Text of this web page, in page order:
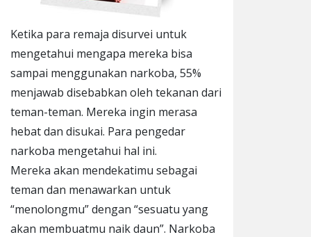
Ketika para remaja disurvei untuk
mengetahui mengapa mereka bisa
sampai menggunakan narkoba, 55%
menjawab disebabkan oleh tekanan dari
teman-teman. Mereka ingin merasa
hebat dan disukai. Para pengedar
narkoba mengetahui hal ini.
Mereka akan mendekatimu sebagai
teman dan menawarkan untuk
“menolongmu” dengan “sesuatu yang
akan membuatmu naik daun”. Narkoba